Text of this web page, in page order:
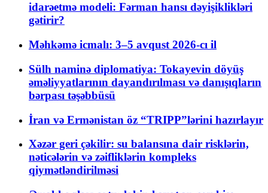
idarəetmə modeli: Fərman hansı dəyişiklikləri
gətirir?
Məhkəmə icmalı: 3–5 avqust 2026-cı il
Sülh naminə diplomatiya: Tokayevin döyüş
əməliyyatlarının dayandırılması və danışıqların
bərpası təşəbbüsü
İran və Ermənistan öz “TRIPP”lərini hazırlayır
Xəzər geri çəkilir: su balansına dair risklərin,
nəticələrin və zəifliklərin kompleks
qiymətləndirilməsi